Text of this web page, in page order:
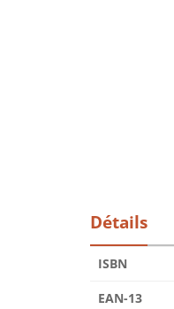
Détails
ISBN
EAN-13